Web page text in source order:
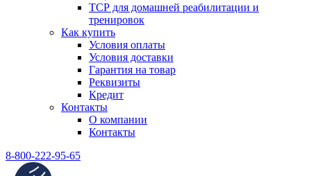
ТСР для домашней реабилитации и
тренировок
Как купить
Условия оплаты
Условия доставки
Гарантия на товар
Реквизиты
Кредит
Контакты
О компании
Контакты
8-800-222-95-65